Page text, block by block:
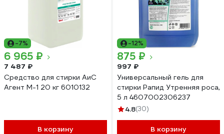
-7%
6 965 ₽
7 487 ₽
Средство для стирки АиС
Агент M-1 20 кг 6010132
В корзину
-12%
875 ₽
997 ₽
Универсальный гель для
стирки Рапид Утренняя роса,
5 л 4607002306237
4.8(30)
В корзину